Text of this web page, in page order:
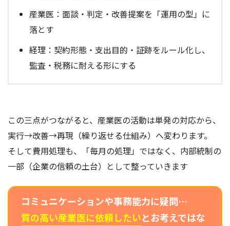
産業医：面談・判定・改善提案を「運用の型」に
落とす
経理：契約形態・支出目的・証跡をルール化し、
監査・税務に耐える形にする
この三点がつながると、産業医の活動は単発の対応から、
実行→改善→再現（繰り返せる仕組み）へ変わります。
そして費用処理も、「毎月の処理」ではなく、内部統制の
一部（企業の信頼の土台）として整っていきます
コミュニケーションや事務能力に疑問…
質の高い産業医に依頼したいとお考えではな